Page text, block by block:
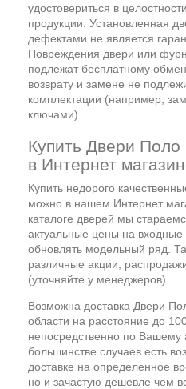
удостовериться в
продукции. Установленная
дефектами не является
Повреждения двери или
подлежат бесплатному
возврату и замене не
комплектации (например,
ключами).
Купить Двери Поло
в Интернет
Купить недорого
можно в нашем Интернет
каталоге дверей мы
актуальные цены на входные
обновлять модельный ряд.
различные акции,
(уточняйте у менеджеров).
Возможна доставка Двери
области на расстояние до
непосредственно по Вашему
большинстве случаев есть
доставке на определенное
но и зачастую дешевле чем